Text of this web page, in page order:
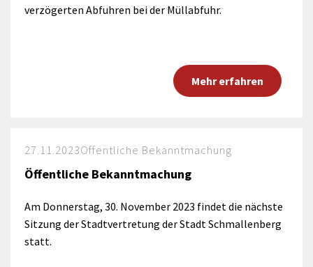
verzögerten Abfuhren bei der Müllabfuhr.
Mehr erfahren
27.11.2023Öffentliche Bekanntmachung
Öffentliche Bekanntmachung
Am Donnerstag, 30. November 2023 findet die nächste
Sitzung der Stadtvertretung der Stadt Schmallenberg
statt.